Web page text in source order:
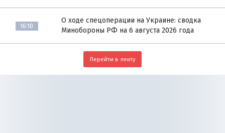
16:10
О ходе спецоперации на Украине: сводка
Минобороны РФ на 6 августа 2026 года
Перейти в ленту